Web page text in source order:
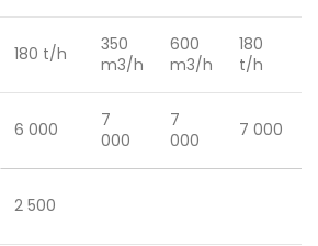
180 t/h
350
m3/h
600
m3/h
180
t/h
6 000
7
000
7
000
7 000
2 500